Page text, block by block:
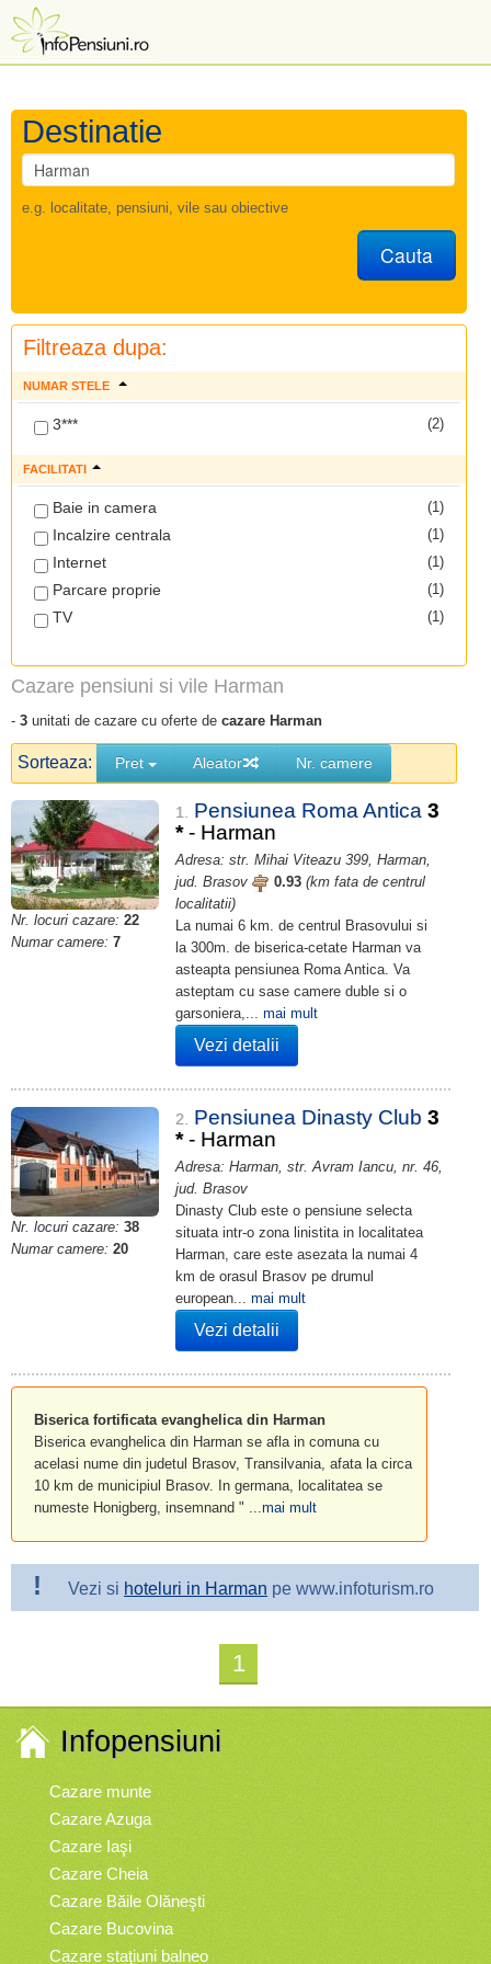
Destinatie
e.g. localitate, pensiuni, vile sau obiective
Cauta
Filtreaza dupa:
NUMAR STELE
(2)
3***
FACILITATI
(1)
Baie in camera
(1)
Incalzire centrala
(1)
Internet
(1)
Parcare proprie
(1)
TV
Cazare pensiuni si vile Harman
- 3 unitati de cazare cu oferte de cazare Harman
Sorteaza: Pret Aleator Nr. camere
Nr. locuri cazare: 22
Numar camere: 7
1. Pensiunea Roma Antica 3
* - Harman
Adresa: str. Mihai Viteazu 399, Harman,
jud. Brasov
0.93 (km fata de centrul
localitatii)
La numai 6 km. de centrul Brasovului si
la 300m. de biserica-cetate Harman va
asteapta pensiunea Roma Antica. Va
asteptam cu sase camere duble si o
garsoniera,... mai mult
Vezi detalii
Nr. locuri cazare: 38
Numar camere: 20
2. Pensiunea Dinasty Club 3
* - Harman
Adresa: Harman, str. Avram Iancu, nr. 46,
jud. Brasov
Dinasty Club este o pensiune selecta
situata intr-o zona linistita in localitatea
Harman, care este asezata la numai 4
km de orasul Brasov pe drumul
european... mai mult
Vezi detalii
Biserica fortificata evanghelica din Harman
Biserica evanghelica din Harman se afla in comuna cu
acelasi nume din judetul Brasov, Transilvania, afata la circa
10 km de municipiul Brasov. In germana, localitatea se
numeste Honigberg, insemnand " ...mai mult
! Vezi si hoteluri in Harman pe www.infoturism.ro
1
Infopensiuni
Cazare munte
Cazare Azuga
Cazare Iaşi
Cazare Cheia
Cazare Băile Olăneşti
Cazare Bucovina
Cazare staţiuni balneo